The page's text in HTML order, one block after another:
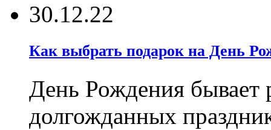
30.12.22
Как выбрать подарок на День
День Рождения бывает
долгожданных